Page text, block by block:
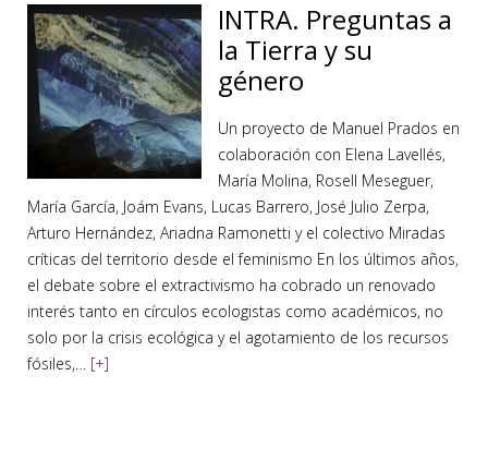
INTRA. Preguntas a
la Tierra y su
género
Un proyecto de Manuel Prados en
colaboración con Elena Lavellés,
María Molina, Rosell Meseguer,
María García, Joám Evans, Lucas Barrero, José Julio Zerpa,
Arturo Hernández, Ariadna Ramonetti y el colectivo Miradas
críticas del territorio desde el feminismo En los últimos años,
el debate sobre el extractivismo ha cobrado un renovado
interés tanto en círculos ecologistas como académicos, no
solo por la crisis ecológica y el agotamiento de los recursos
fósiles,… [+]